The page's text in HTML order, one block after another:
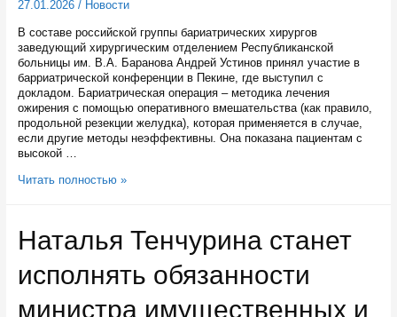
27.01.2026/ Новости
В составе российской группы бариатрических хирургов
заведующий хирургическим отделением Республиканской
больницы им. В.А. Баранова Андрей Устинов принял участие в
барриатрической конференции в Пекине, где выступил с
докладом. Бариатрическая операция – методика лечения
ожирения с помощью оперативного вмешательства (как правило,
продольной резекции желудка), которая применяется в случае,
если другие методы неэффективны. Она показана пациентам с
высокой …
Карельский
в
об
опыте
Читать полностью »
Наталья Тенчурина станет
исполнять обязанности
министра имущественных и